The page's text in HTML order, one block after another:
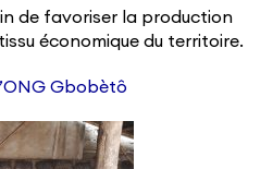
de favoriser la production
économique du territoire.
Gbobètô